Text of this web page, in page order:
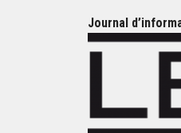
Journal